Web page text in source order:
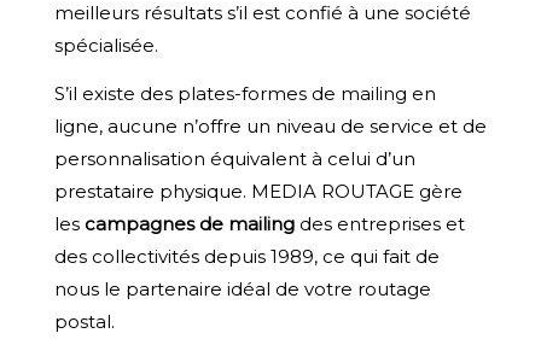
meilleurs résultats s’il est confié à une société
spécialisée.
S’il existe des plates-formes de mailing en
ligne, aucune n’offre un niveau de service et de
personnalisation équivalent à celui d’un
prestataire physique. MEDIA ROUTAGE gère
les campagnes de mailingdes entreprises et
des collectivités depuis 1989, ce qui fait de
nous le partenaire idéal de votre routage
postal.